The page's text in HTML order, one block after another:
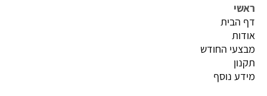
ראשי
דף הבית
אודות
מבצעי החודש
תקנון
מידע נוסף